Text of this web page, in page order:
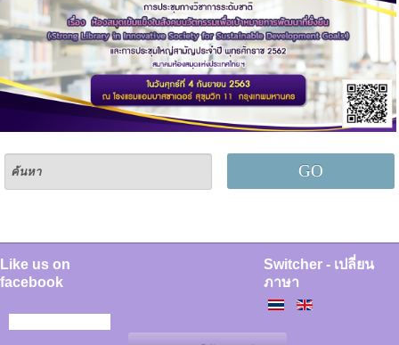
GO
Like us on
facebook
Switcher - เปลี่ยน
ภาษา